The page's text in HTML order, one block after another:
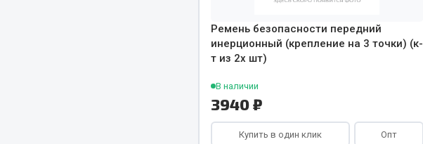
Система питания
Система выпуска газа
Показать ещё
Ремень безопасности передний
инерционный (крепление на 3 точки) (к-
т из 2х шт)
В наличии
3940 ₽
Купить в один клик Опт